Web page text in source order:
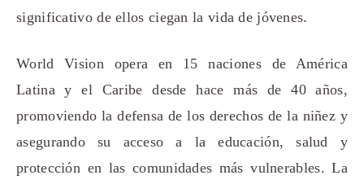
significativo de ellos ciegan la vida de jóvenes.
World Vision opera en 15 naciones de América
Latina y el Caribe desde hace más de 40 años,
promoviendo la defensa de los derechos de la niñez y
asegurando su acceso a la educación, salud y
protección en las comunidades más vulnerables. La